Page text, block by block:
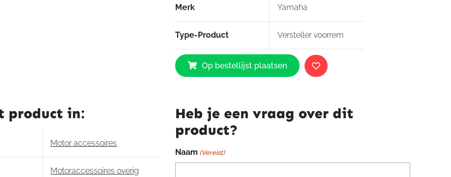
Merk Yamaha
Type-Product Versteller voorrem
Yamaha
Versteller
voorrem
aantal
Op bestellijst plaatsen
product in:
Motor accessoires
Motoraccessoires overig
Heb je een vraag over dit
product?
Naam (Vereist)